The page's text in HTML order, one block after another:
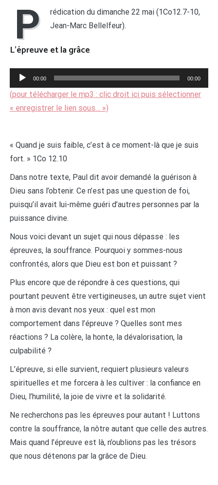
P
rédication du dimanche 22 mai (1Co12.7-10,
Jean-Marc Bellelfeur).
L’épreuve et la grâce
Lecteur
audio
00:00 00:00
(pour télécharger le mp3 : clic droit ici puis sélectionner
« enregistrer le lien sous… »)
« Quand je suis faible, c’est à ce moment-là que je suis
fort. » 1Co 12.10
Dans notre texte, Paul dit avoir demandé la guérison à
Dieu sans l’obtenir. Ce n’est pas une question de foi,
puisqu’il avait lui-même guéri d’autres personnes par la
puissance divine.
Nous voici devant un sujet qui nous dépasse : les
épreuves, la souffrance. Pourquoi y sommes-nous
confrontés, alors que Dieu est bon et puissant ?
Plus encore que de répondre à ces questions, qui
pourtant peuvent être vertigineuses, un autre sujet vient
à mon avis devant nos yeux : quel est mon
comportement dans l’épreuve ? Quelles sont mes
réactions ? La colère, la honte, la dévalorisation, la
culpabilité ?
L’épreuve, si elle survient, requiert plusieurs valeurs
spirituelles et me forcera à les cultiver : la confiance en
Dieu, l’humilité, la joie de vivre et la solidarité.
Ne recherchons pas les épreuves pour autant ! Luttons
contre la souffrance, la nôtre autant que celle des autres.
Mais quand l’épreuve est là, n’oublions pas les trésors
que nous détenons par la grâce de Dieu.